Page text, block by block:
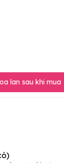
lan sau khi mua